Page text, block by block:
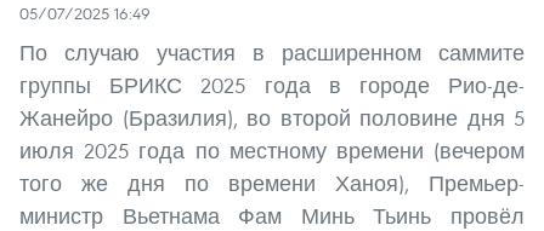
05/07/2025 16:49
По случаю участия в расширенном саммите
группы БРИКС 2025 года в городе Рио-де-
Жанейро (Бразилия), во второй половине дня 5
июля 2025 года по местному времени (вечером
того же дня по времени Ханоя), Премьер-
министр Вьетнама Фам Минь Тьинь провёл